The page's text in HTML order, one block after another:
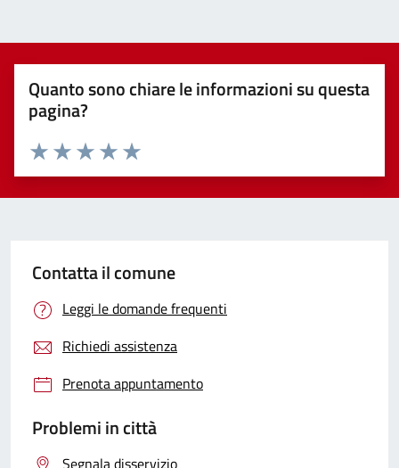
Quanto sono chiare le informazioni su questa
pagina?
Valuta 5 stelle su 5
Valuta 4 stelle su 5
Valuta 3 stelle su 5
Valuta 2 stelle su 5
Valuta 1 stelle su 5
Contatta il comune
Leggi le domande frequenti
Richiedi assistenza
Prenota appuntamento
Problemi in città
Segnala disservizio